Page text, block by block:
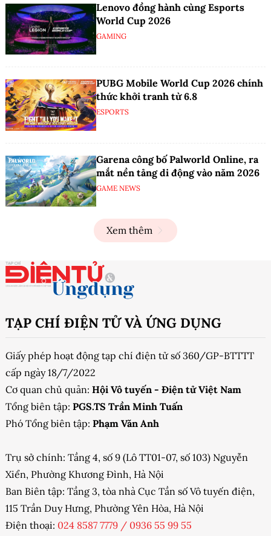
Lenovo đồng hành cùng Esports
World Cup 2026
GAMING
PUBG Mobile World Cup 2026 chính
thức khởi tranh từ 6.8
ESPORTS
Garena công bố Palworld Online, ra
mắt nền tảng di động vào năm 2026
GAME NEWS
Xem thêm
TẠP CHÍ ĐIỆN TỬ VÀ ỨNG DỤNG
Giấy phép hoạt động tạp chí điện tử số 360/GP-BTTTT
cấp ngày 18/7/2022
Cơ quan chủ quản: Hội Vô tuyến - Điện tử Việt Nam
Tổng biên tập: PGS.TS Trần Minh Tuấn
Phó Tổng biên tập: Phạm Văn Anh
Trụ sở chính: Tầng 4, số 9 (Lô TT01-07, số 103) Nguyễn
Xiển, Phường Khương Đình, Hà Nội
Ban Biên tập: Tầng 3, tòa nhà Cục Tần số Vô tuyến điện,
115 Trần Duy Hưng, Phường Yên Hòa, Hà Nội
Điện thoại: 024 8587 7779 / 0936 55 99 55